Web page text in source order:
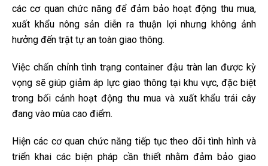
các cơ quan chức năng để đảm bảo hoạt động thu mua,
xuất khẩu nông sản diễn ra thuận lợi nhưng không ảnh
hưởng đến trật tự an toàn giao thông.
Việc chấn chỉnh tình trạng container đậu tràn lan được kỳ
vọng sẽ giúp giảm áp lực giao thông tại khu vực, đặc biệt
trong bối cảnh hoạt động thu mua và xuất khẩu trái cây
đang vào mùa cao điểm.
Hiện các cơ quan chức năng tiếp tục theo dõi tình hình và
triển khai các biện pháp cần thiết nhằm đảm bảo giao